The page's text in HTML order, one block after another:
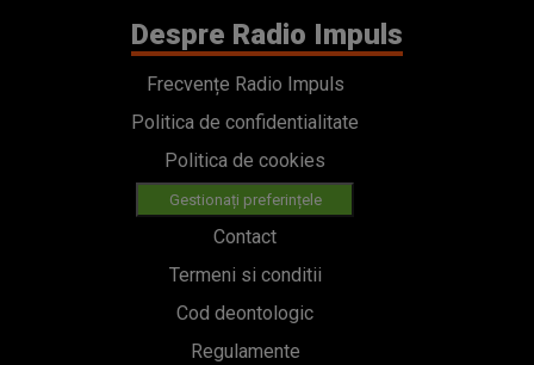
Despre Radio Impuls
Frecvențe Radio Impuls
Politica de confidentialitate
Politica de cookies
Gestionați preferințele
Contact
Termeni si conditii
Cod deontologic
Regulamente